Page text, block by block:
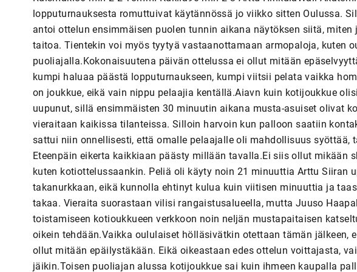
lopputurnauksesta romuttuivat käytännössä jo viikko sitten Oulussa.
antoi ottelun ensimmäisen puolen tunnin aikana näytöksen siitä,
taitoa. Tientekin voi myös tyytyä vastaanottamaan armopaloja, kuten
puoliajalla.Kokonaisuutena päivän ottelussa ei ollut mitään
kumpi haluaa päästä lopputurnaukseen, kumpi viitsii pelata vaikka
on joukkue, eikä vain nippu pelaajia kentällä.Aiavn kuin kotijoukkue
uupunut, sillä ensimmäisten 30 minuutin aikana musta-asuiset olivat
vieraitaan kaikissa tilanteissa. Silloin harvoin kun palloon saatiin
sattui niin onnellisesti, että omalle pelaajalle oli mahdollisuus syöttää,
Eteenpäin eikerta kaikkiaan päästy millään tavalla.Ei siis ollut mikään
kuten kotiottelussaankin. Peliä oli käyty noin 21 minuuttia Arttu Siiran
takanurkkaan, eikä kunnolla ehtinyt kulua kuin viitisen minuuttia ja
takaa. Vieraita suorastaan vilisi rangaistusalueella, mutta Juuso
toistamiseen kotioukkueen verkkoon noin neljän mustapaitaisen
oikein tehdään.Vaikka oululaiset hölläsivätkin otettaan tämän jälkeen,
ollut mitään epäilystäkään. Eikä oikeastaan edes ottelun voittajasta,
jäikin.Toisen puoliajan alussa kotijoukkue sai kuin ihmeen kaupalla